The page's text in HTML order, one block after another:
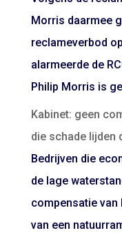
Morris daarmee
reclameverbod
alarmeerde de
Philip Morris is
Kabinet: geen
die schade lijden
Bedrijven die
de lage
compensatie van
van een